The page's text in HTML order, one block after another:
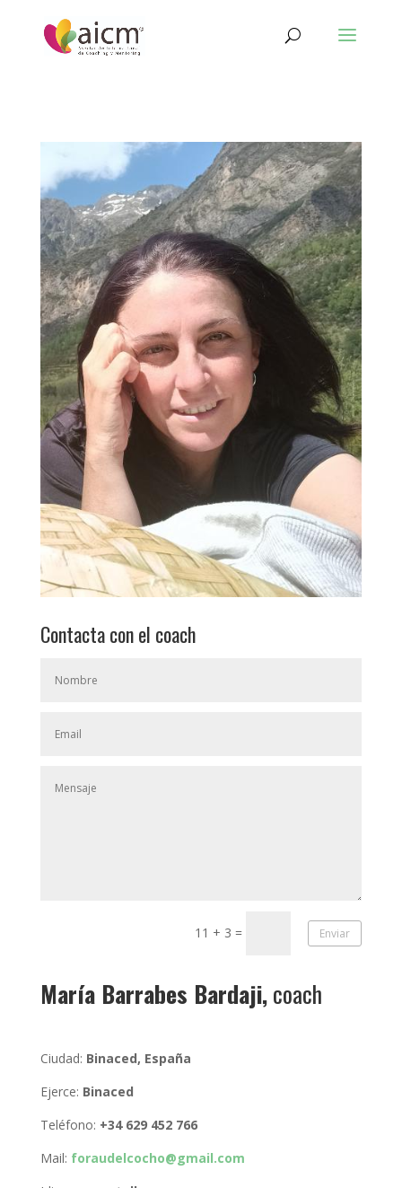
Contacta con el coach
11 + 3 = Enviar
María Barrabes Bardaji,coach
Ciudad: Binaced, España
Ejerce: Binaced
Teléfono: +34 629 452 766
Mail: foraudelcocho@gmail.com